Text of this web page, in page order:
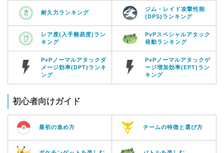
耐久力ランキング
ジム・レイド攻撃性能
(DPS)ランキング
レア度(入手難易度)ラン
キング
PvPスペシャルアタック
発動ランキング
PvPノーマルアタックダ
メージ効率(DPT)ランキ
ング
PvPノーマルアタックゲ
ージ増加効率(EPT)ラン
キング
初心者向けガイド
最初の進め方 チームの特徴と選び方